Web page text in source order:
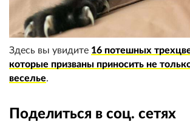
Здесь вы увидите 16 потешных
которые призваны приносить не
веселье.
Поделиться в соц. сетях